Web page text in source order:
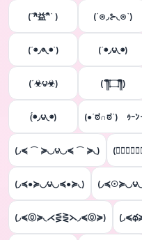
(´^ิ益^ิ` ) (´⊙◞⊱​◟⊙`)​
(´◉◞⊖◟◉`) (´◉◞౪◟◉)
(´☣౪☣) (´༎ຶ۝༎ຶ)
(́◉◞౪◟◉) (●´ಠ∩ಠ`)ゞｩｰﾝ
(◞≼ ⌒ ≽◟◞౪◟◞≼ ⌒ ≽◟) (◞≼◉ื
(◞≼●≽◟◞౪◟◞≼●≽◟)
(◞≼⓪≽◟⋌⋚⋛⋋◞≼⓪≽)